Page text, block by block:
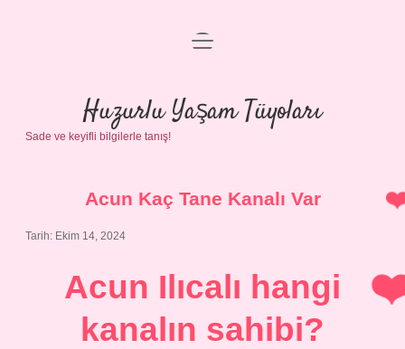
Anasayfa
Gizlilik Politikası
Yasal Uyarı
menüyü
Huzurlu Yaşam Tüyoları
Sade ve keyifli bilgilerle tanış!
Acun Kaç Tane Kanalı Var
Tarih: Ekim 14, 2024
Acun Ilıcalı hangi
kanalın sahibi?